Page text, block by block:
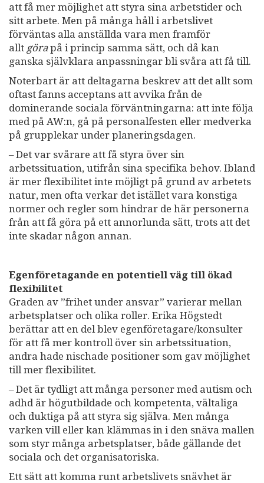
att få mer möjlighet att styra sina arbetstider och
sitt arbete. Men på många håll i arbetslivet
förväntas alla anställda vara men framför
allt görapå i princip samma sätt, och då kan
ganska självklara anpassningar bli svåra att få till.
Noterbart är att deltagarna beskrev att det allt som
oftast fanns acceptans att avvika från de
dominerande sociala förväntningarna: att inte följa
med på AW:n, gå på personalfesten eller medverka
på grupplekar under planeringsdagen.
– Det var svårare att få styra över sin
arbetssituation, utifrån sina specifika behov. Ibland
är mer flexibilitet inte möjligt på grund av arbetets
natur, men ofta verkar det istället vara konstiga
normer och regler som hindrar de här personerna
från att få göra på ett annorlunda sätt, trots att det
inte skadar någon annan.
Egenföretagande en potentiell väg till ökad
flexibilitet
Graden av ”frihet under ansvar” varierar mellan
arbetsplatser och olika roller. Erika Högstedt
berättar att en del blev egenföretagare/konsulter
för att få mer kontroll över sin arbetssituation,
andra hade nischade positioner som gav möjlighet
till mer flexibilitet.
– Det är tydligt att många personer med autism och
adhd är högutbildade och kompetenta, vältaliga
och duktiga på att styra sig själva. Men många
varken vill eller kan klämmas in i den snäva mallen
som styr många arbetsplatser, både gällande det
sociala och det organisatoriska.
Ett sätt att komma runt arbetslivets snävhet är